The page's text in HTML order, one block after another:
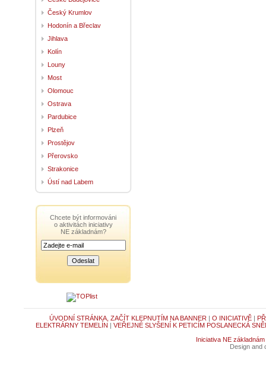
Český Krumlov
Hodonín a Břeclav
Jihlava
Kolín
Louny
Most
Olomouc
Ostrava
Pardubice
Plzeň
Prostějov
Přerovsko
Strakonice
Ústí nad Labem
Chcete být informováni
o aktivitách iniciativy
NE základnám?
ÚVODNÍ STRÁNKA, ZAČÍT KLEPNUTÍM NA BANNER | O INICIATIVĚ|
ELEKTRÁRNY TEMELÍN | VEŘEJNÉ SLYŠENÍ K PETICÍM POSLANECKÁ
Iniciativa NE základnám
Design and